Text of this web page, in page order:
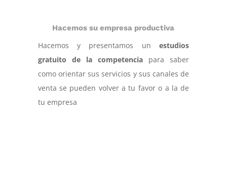
Hacemos su empresa productiva
Hacemos y presentamos unestudios
gratuito de la competencia para saber
como orientar sus servicios y sus canales de
venta se pueden volver a tu favor o a la de
tu empresa